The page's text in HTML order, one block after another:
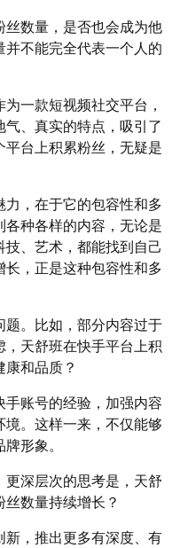
数量，是否也会成为他
不能完全代表一个人的
一款短视频社交平台，
、真实的特点，吸引了
台上积累粉丝，无疑是
，在于它的包容性和多
种各样的内容，无论是
、艺术，都能找到自己
，正是这种包容性和多
。比如，部分内容过于
天舒班在快手平台上积
和品质？
账号的经验，加强内容
。这样一来，不仅能够
形象。
深层次的思考是，天舒
数量持续增长？
，推出更多有深度、有